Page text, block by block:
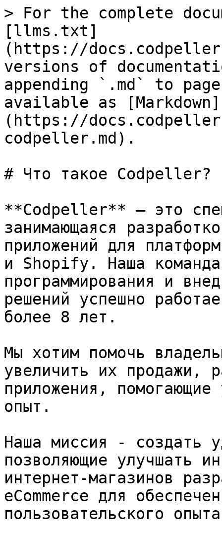
> For the complete
[llms.txt]
(https://
versions of
appending `.md` to
available as [Markdown]
(https://
codpeller.md).
# Что такое Codpeller?
**Codpeller** — это
занимающаяся
приложений для
и Shopify. Наша
программирования и
решений успешно
более 8 лет.
Мы хотим помочь
увеличить их продажи,
приложения, помогающие
опыт.
Наша миссия - создать
позволяющие улучшать
интернет-магазинов
eCommerce для
пользовательского опыта